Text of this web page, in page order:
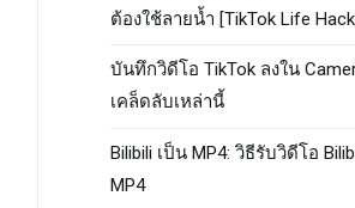
ต้องใช้ลายน้ำ [TikTok Life
บันทึกวิดีโอ TikTok ลงใน
เคล็ดลับเหล่านี้
Bilibili เป็น MP4: วิธีรับวิดีโอ
MP4